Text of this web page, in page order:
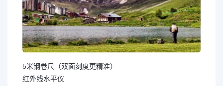
5米钢卷尺（双面刻度更精准）
红外线水平仪